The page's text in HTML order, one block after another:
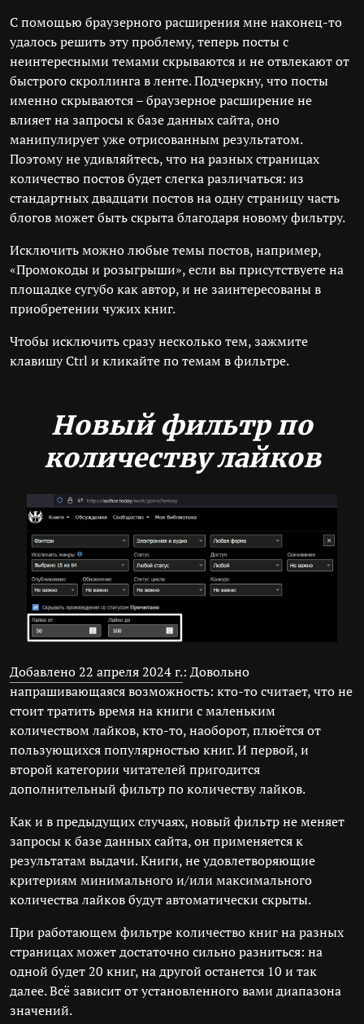
С помощью браузерного расширения мне наконец-то
удалось решить эту проблему, теперь посты с
неинтересными темами скрываются и не отвлекают от
быстрого скроллинга в ленте. Подчеркну, что посты
именно скрываются – браузерное расширение не
влияет на запросы к базе данных сайта, оно
манипулирует уже отрисованным результатом.
Поэтому не удивляйтесь, что на разных страницах
количество постов будет слегка различаться: из
стандартных двадцати постов на одну страницу часть
блогов может быть скрыта благодаря новому фильтру.
Исключить можно любые темы постов, например,
«Промокоды и розыгрыши», если вы присутствуете на
площадке сугубо как автор, и не заинтересованы в
приобретении чужих книг.
Чтобы исключить сразу несколько тем, зажмите
клавишу Ctrl и кликайте по темам в фильтре.
Новый фильтр по
количеству лайков
Добавлено 22 апреля 2024 г.: Довольно
напрашивающаяся возможность: кто-то считает, что не
стоит тратить время на книги с маленьким
количеством лайков, кто-то, наоборот, плюётся от
пользующихся популярностью книг. И первой, и
второй категории читателей пригодится
дополнительный фильтр по количеству лайков.
Как и в предыдущих случаях, новый фильтр не меняет
запросы к базе данных сайта, он применяется к
результатам выдачи. Книги, не удовлетворяющие
критериям минимального и/или максимального
количества лайков будут автоматически скрыты.
При работающем фильтре количество книг на разных
страницах может достаточно сильно разниться: на
одной будет 20 книг, на другой останется 10 и так
далее. Всё зависит от установленного вами диапазона
значений.